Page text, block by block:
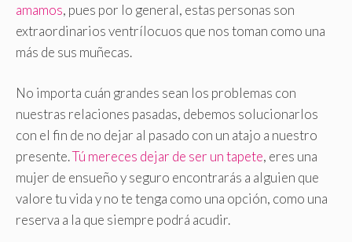
amamos, pues por lo general, estas personas son
extraordinarios ventrílocuos que nos toman como una
más de sus muñecas.
No importa cuán grandes sean los problemas con
nuestras relaciones pasadas, debemos solucionarlos
con el fin de no dejar al pasado con un atajo a nuestro
presente.Tú mereces dejar de ser un tapete, eres una
mujer de ensueño y seguro encontrarás a alguien que
valore tu vida y no te tenga como una opción, como una
reserva a la que siempre podrá acudir.